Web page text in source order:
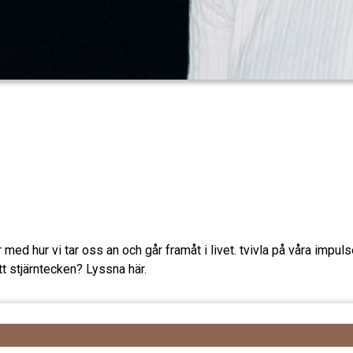
hur vi tar oss an och går framåt i livet. tvivla på våra
stjärntecken? Lyssna här.